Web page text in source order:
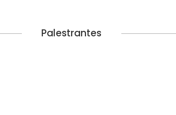
Palestrantes